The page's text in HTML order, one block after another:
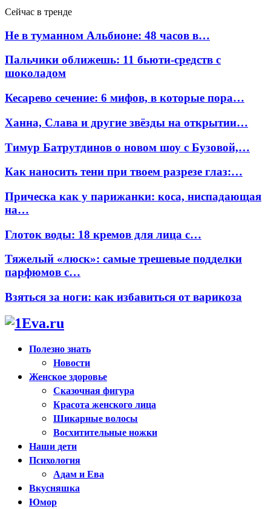
Сейчас в тренде
Не в туманном Альбионе: 48 часов в…
Пальчики оближешь: 11 бьюти-средств с
шоколадом
Кесарево сечение: 6 мифов, в которые пора…
Ханна, Слава и другие звёзды на открытии…
Тимур Батрутдинов о новом шоу с Бузовой,…
Как наносить тени при твоем разрезе глаз:…
Прическа как у парижанки: коса, ниспадающая
на…
Глоток воды: 18 кремов для лица с…
Тяжелый «люск»: самые трешевые подделки
парфюмов с…
Взяться за ноги: как избавиться от варикоза
Полезно знать
Новости
Женское здоровье
Сказочная фигура
Красота женского лица
Шикарные волосы
Восхитительные ножки
Наши дети
Психология
Адам и Ева
Вкусняшка
Юмор